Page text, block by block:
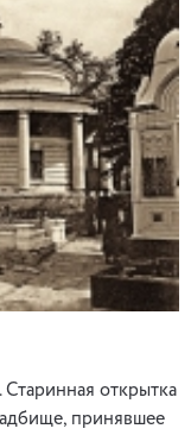
открытка
принявшее